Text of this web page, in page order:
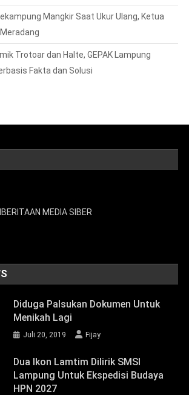
Mangkir Saat Ukur Ulang, Ketua
Trotoar dan Halte, GEPAK Lampung
Fakta dan Solusi
MEDIA SIBER
Diduga Palsukan Dokumen Untuk
Menikah Lagi
Juli 20, 2019 Fijay
Dua Ikon Lamtim Dilirik SMSI
Lampung Untuk Ekspedisi Budaya
HPN 2027